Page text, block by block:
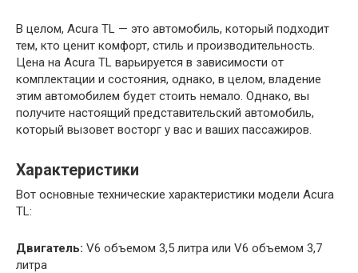
В целом, Acura TL — это автомобиль, который подходит
тем, кто ценит комфорт, стиль и производительность.
Цена на Acura TL варьируется в зависимости от
комплектации и состояния, однако, в целом, владение
этим автомобилем будет стоить немало. Однако, вы
получите настоящий представительский автомобиль,
который вызовет восторг у вас и ваших пассажиров.
Характеристики
Вот основные технические характеристики модели Acura
TL:
Двигатель: V6 объемом 3,5 литра или V6 объемом 3,7
литра